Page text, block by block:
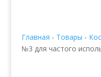
Главная - Товары -
№3 для частого